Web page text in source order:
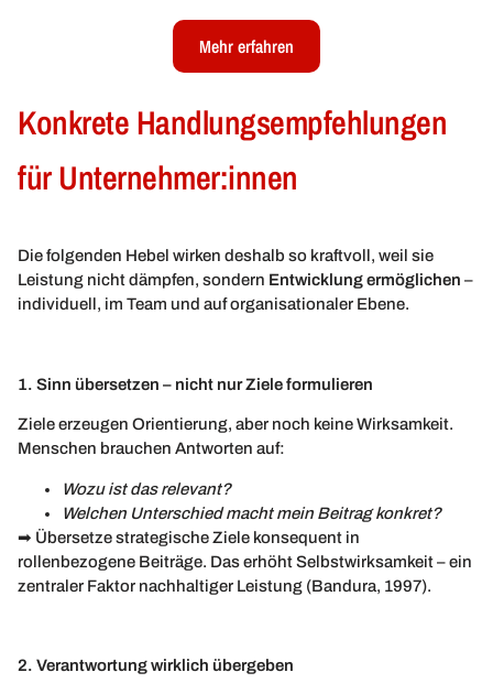
Mehr erfahren
Konkrete Handlungsempfehlungen
für Unternehmer:innen
Die folgenden Hebel wirken deshalb so kraftvoll, weil sie
Leistung nicht dämpfen, sondern Entwicklung ermöglichen –
individuell, im Team und auf organisationaler Ebene.
1. Sinn übersetzen – nicht nur Ziele formulieren
Ziele erzeugen Orientierung, aber noch keine Wirksamkeit.
Menschen brauchen Antworten auf:
Wozu ist das relevant?
Welchen Unterschied macht mein Beitrag konkret?
➡ Übersetze strategische Ziele konsequent in
rollenbezogene Beiträge. Das erhöht Selbstwirksamkeit – ein
zentraler Faktor nachhaltiger Leistung (Bandura, 1997).
2. Verantwortung wirklich übergeben